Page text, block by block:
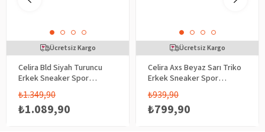
Celira Bld Siyah Turuncu
Erkek Sneaker Spor
Ayakkabı
₺1.089,90
₺1.349,90
Ücretsiz Kargo
Celira Axs Beyaz Sarı Triko
Erkek Sneaker Spor
Ayakkabı
₺799,90
₺939,90
Ücretsiz Kargo